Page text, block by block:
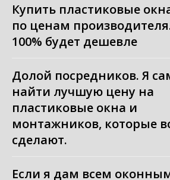
Купить пластиковые
по ценам
100% будет дешевле
Долой посредников. Я
найти лучшую цену на
пластиковые окна и
монтажников, которые
сделают.
Если я дам всем